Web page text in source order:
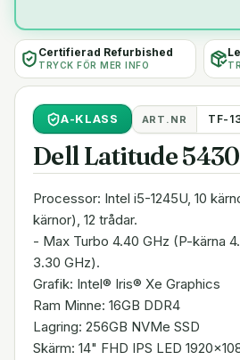
Certifierad Refurbished
TRYCK FÖR MER INFO
A-KLASS ART.NR TF-
Dell Latitude 5430
Processor: Intel i5-1245U, 10
kärnor), 12 trådar.
- Max Turbo 4.40 GHz (P-kärna
3.30 GHz).
Grafik: Intel® Iris® Xe Graphics
Ram Minne: 16GB DDR4
Lagring: 256GB NVMe SSD
Skärm: 14" FHD IPS LED